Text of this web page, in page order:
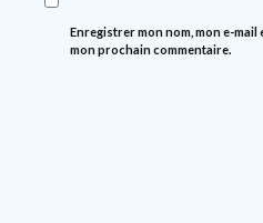
Enregistrer mon nom, mon e-
mon prochain commentaire.